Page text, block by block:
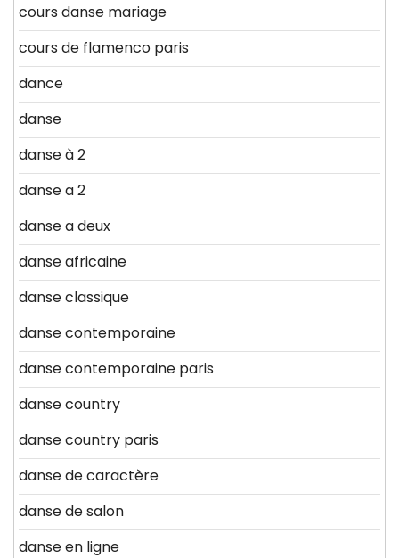
cours danse mariage
cours de flamenco paris
dance
danse
danse à 2
danse a 2
danse a deux
danse africaine
danse classique
danse contemporaine
danse contemporaine paris
danse country
danse country paris
danse de caractère
danse de salon
danse en ligne